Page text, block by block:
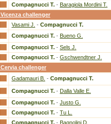
Compagnucci T. - Baragiola Mordini T.
Vicenza challenger
Vasami J. - Compagnucci T.
Compagnucci T. - Bueno G.
Compagnucci T. - Sels J.
Compagnucci T. - Gschwendtner J.
Cervia challenger
Gadamauri B. - Compagnucci T.
Compagnucci T. - Dalla Valle E.
Compagnucci T. - Justo G.
Compagnucci T. - Tu L.
Compagnucci T. - Bagnolini D.